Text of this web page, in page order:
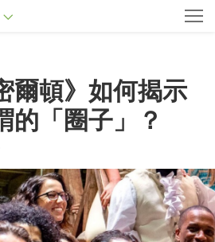
爾頓》如何揭示
的「圈子」？